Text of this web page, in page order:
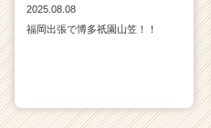
2025.08.08
福岡出張で博多祇園山笠！！